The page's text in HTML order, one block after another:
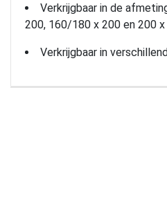
Verkrijgbaar in de
200, 160/180 x 200 en 200
Verkrijgbaar in